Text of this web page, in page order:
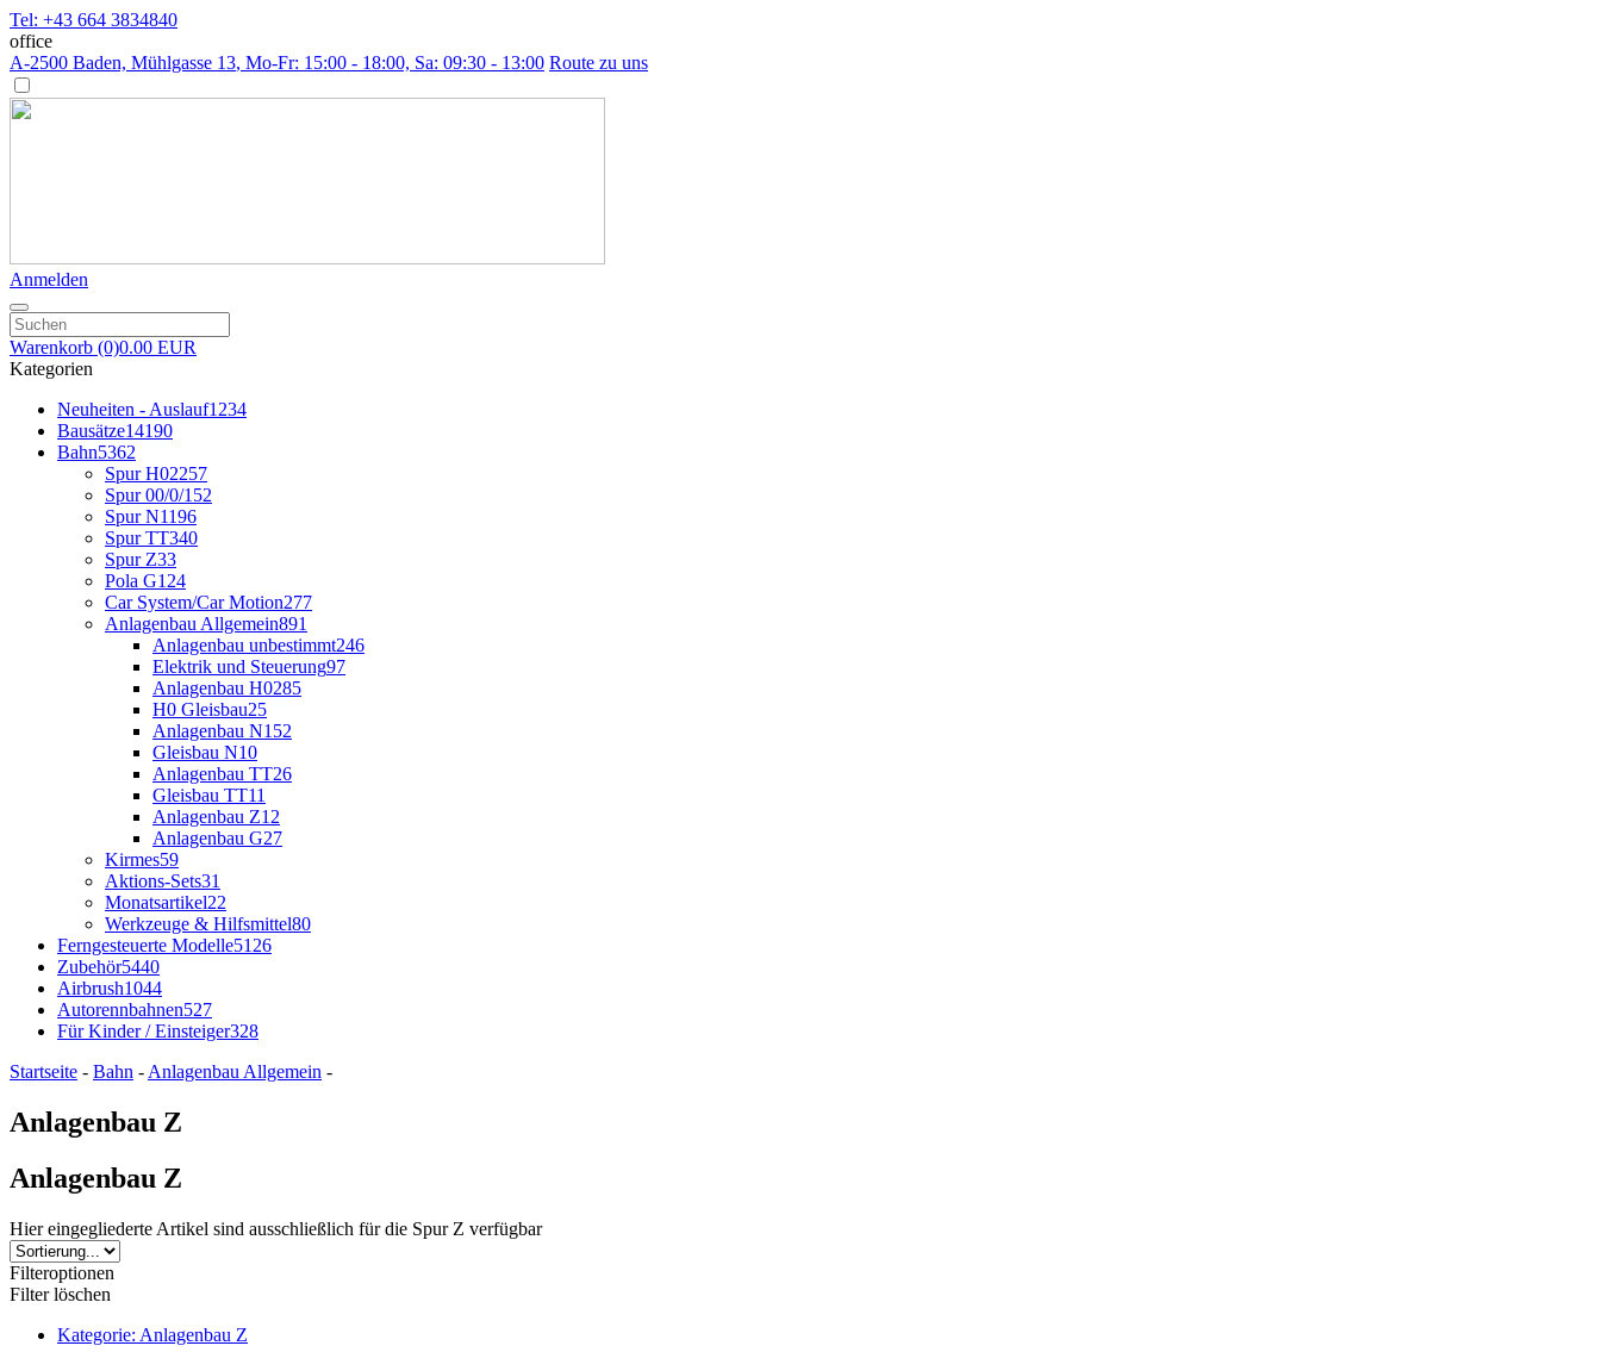
Tel: +43 664 3834840
office
A-2500 Baden, Mühlgasse 13, Mo-Fr: 15:00 - 18:00, Sa: 09:30 - 13:00 Route zu uns
Anmelden
Warenkorb (0)0.00 EUR
Kategorien
Neuheiten - Auslauf1234
Bausätze14190
Bahn5362
Spur H02257
Spur 00/0/1 52
Spur N1196
Spur TT340
Spur Z33
Pola G124
Car System/Car Motion277
Anlagenbau Allgemein891
Anlagenbau unbestimmt246
Elektrik und Steuerung97
Anlagenbau H0285
H0 Gleisbau25
Anlagenbau N152
Gleisbau N10
Anlagenbau TT26
Gleisbau TT11
Anlagenbau Z12
Anlagenbau G27
Kirmes59
Aktions-Sets31
Monatsartikel22
Werkzeuge & Hilfsmittel80
Ferngesteuerte Modelle5126
Zubehör5440
Airbrush1044
Autorennbahnen527
Für Kinder / Einsteiger328
Startseite - Bahn - Anlagenbau Allgemein -
Anlagenbau Z
Anlagenbau Z
Hier eingegliederte Artikel sind ausschließlich für die Spur Z verfügbar
Filteroptionen
Filter löschen
Kategorie: Anlagenbau Z